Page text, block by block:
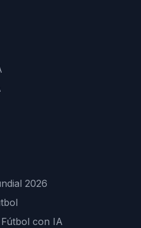
2026
con IA